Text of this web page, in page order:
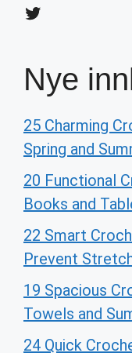
Twitter
Nye
25 Charming
Spring and
20 Functional
Books and
22 Smart
Prevent
19 Spacious
Towels and
24 Quick